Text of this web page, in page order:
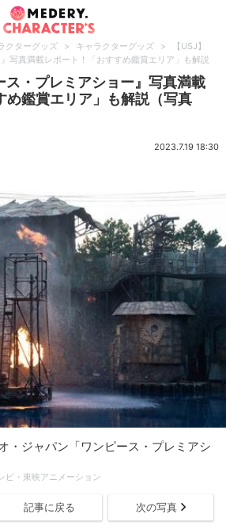
クターグッズ > キャラクターグッズ >
【USJ】
写真満載レポート！「おすすめ鑑賞エリア」も解説
ス・プレミアショー』写真満載
め鑑賞エリア」も解説（写真
2023.7.19 18:30
・ジャパン「ワンピース・プレミアシ
・東映アニメーション
記事に戻る 次の写真